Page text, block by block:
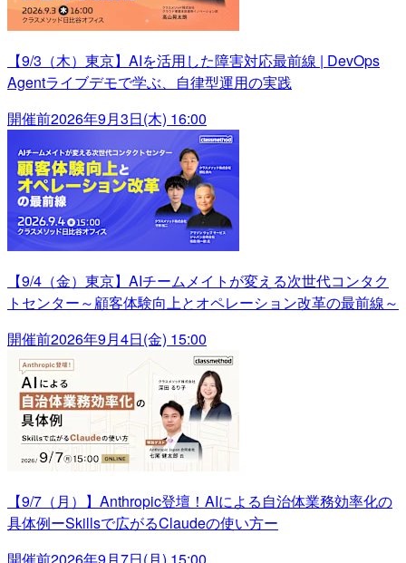
【9/3（木）東京】AIを活用した障害対応最前線 | DevOps
Agentライブデモで学ぶ、自律型運用の実践
開催前2026年9月3日(木) 16:00
【9/4（金）東京】AIチームメイトが変える次世代コンタク
トセンター～顧客体験向上とオペレーション改革の最前線～
開催前2026年9月4日(金) 15:00
【9/7（月）】Anthropic登壇！AIによる自治体業務効率化の
具体例ーSkillsで広がるClaudeの使い方ー